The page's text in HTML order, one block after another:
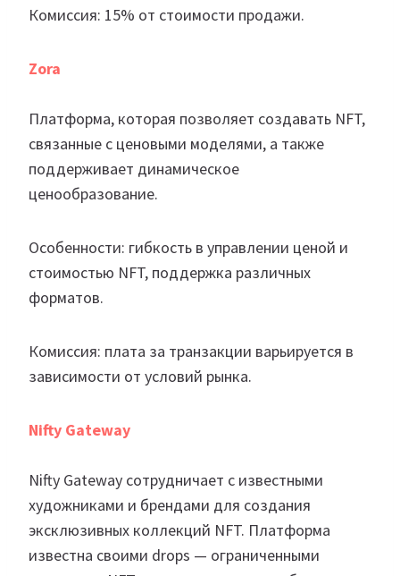
Комиссия: 15% от стоимости продажи.
Zora
Платформа, которая позволяет создавать NFT,
связанные с ценовыми моделями, а также
поддерживает динамическое
ценообразование.
Особенности: гибкость в управлении ценой и
стоимостью NFT, поддержка различных
форматов.
Комиссия: плата за транзакции варьируется в
зависимости от условий рынка.
Nifty Gateway
Nifty Gateway сотрудничает с известными
художниками и брендами для создания
эксклюзивных коллекций NFT. Платформа
известна своими drops — ограниченными